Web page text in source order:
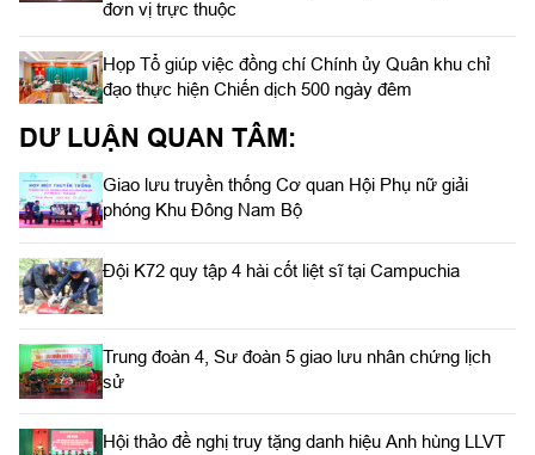
đơn vị trực thuộc
Họp Tổ giúp việc đồng chí Chính ủy Quân khu chỉ
đạo thực hiện Chiến dịch 500 ngày đêm
DƯ LUẬN QUAN TÂM:
Giao lưu truyền thống Cơ quan Hội Phụ nữ giải
phóng Khu Đông Nam Bộ
Đội K72 quy tập 4 hài cốt liệt sĩ tại Campuchia
Trung đoàn 4, Sư đoàn 5 giao lưu nhân chứng lịch
sử
Hội thảo đề nghị truy tặng danh hiệu Anh hùng LLVT